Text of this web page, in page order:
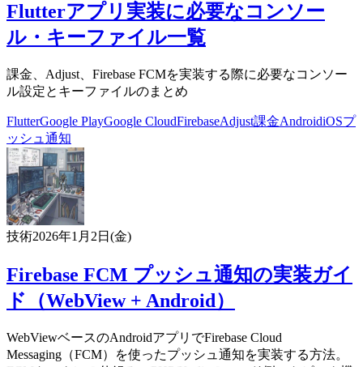
Flutterアプリ実装に必要なコンソー
ル・キーファイル一覧
課金、Adjust、Firebase FCMを実装する際に必要なコンソー
ル設定とキーファイルのまとめ
FlutterGoogle PlayGoogle CloudFirebaseAdjust課金AndroidiOSプ
ッシュ通知
技術2026年1月2日(金)
Firebase FCM プッシュ通知の実装ガイ
ド（WebView + Android）
WebViewベースのAndroidアプリでFirebase Cloud
Messaging（FCM）を使ったプッシュ通知を実装する方法。